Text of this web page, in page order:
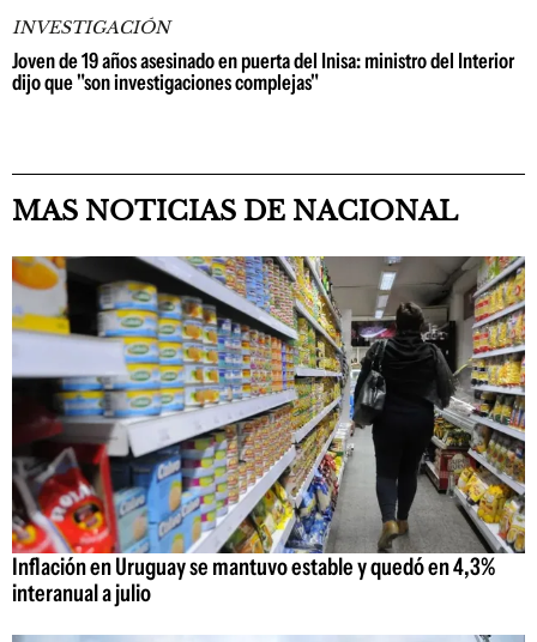
INVESTIGACIÓN
Joven de 19 años asesinado en puerta del Inisa: ministro del Interior
dijo que "son investigaciones complejas"
MAS NOTICIAS DE NACIONAL
Inflación en Uruguay se mantuvo estable y quedó en 4,3%
interanual a julio